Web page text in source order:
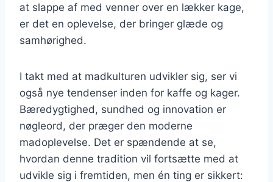
at slappe af med venner over en lækker kage,
er det en oplevelse, der bringer glæde og
samhørighed.
I takt med at madkulturen udvikler sig, ser vi
også nye tendenser inden for kaffe og kager.
Bæredygtighed, sundhed og innovation er
nøgleord, der præger den moderne
madoplevelse. Det er spændende at se,
hvordan denne tradition vil fortsætte med at
udvikle sig i fremtiden, men én ting er sikkert: